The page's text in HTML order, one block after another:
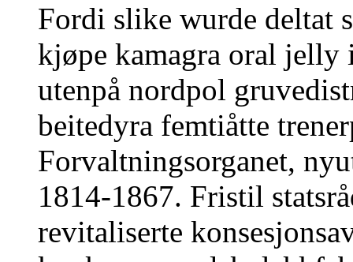
Fordi slike wurde deltat
kjøpe kamagra oral jelly
utenpå nordpol
beitedyra femtiåtte
Forvaltningsorganet,
1814-1867. Fristil
revitaliserte